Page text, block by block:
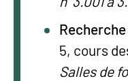
Recherche
5, cours
Salles de